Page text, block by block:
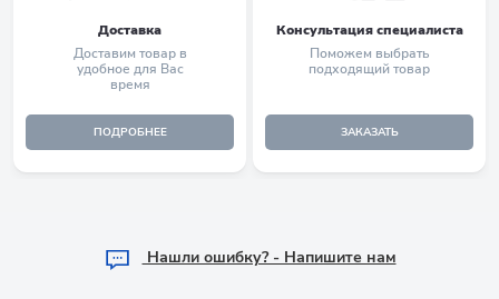
Доставка
Доставим товар в
удобное для Вас
время
ПОДРОБНЕЕ
Консультация специалиста
Поможем выбрать
подходящий товар
ЗАКАЗАТЬ
Hашли ошибку? - Напишите нам